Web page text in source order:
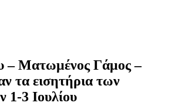
– Ματωμένος Γάμος –
τα εισητήρια των
1-3 Ιουλίου